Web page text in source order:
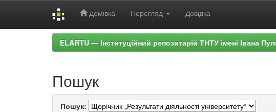
Домівка Перегляд Довідка
ELARTU — Інституційний репозитарій ТНТУ імені Івана
Пошук
Пошук: